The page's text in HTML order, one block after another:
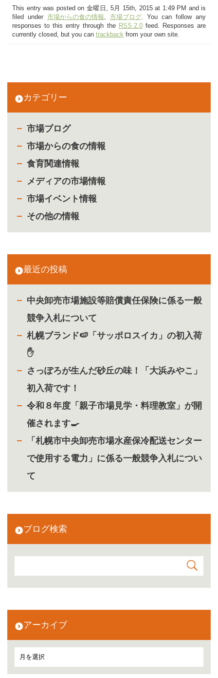
カテゴリー
市場ブログ
市場からの食の情報
食育関連情報
メディアの市場情報
市場イベント情報
その他の情報
最近の投稿
中央卸売市場施設等賠償責任保険に係る一般
競争入札について
札幌ブランド🍉「サッポロスイカ」の初入荷
✋
さっぽろが生んだ砂丘の味！「大浜みやこ」
初入荷です！
令和８年度「親子市場見学・料理教室」が開
催されます🍳
「札幌市中央卸売市場水産保冷配送センター
で使用する電力」に係る一般競争入札につい
て
ブログ検索
アーカイブ
This entry was posted on 金曜日, 5月 15th, 2015 at 1:49 PM and is
filed under 市場からの食の情報, 市場ブログ. You can follow any
responses to this entry through the RSS 2.0feed. Responses are
currently closed, but you can trackback from your own site.